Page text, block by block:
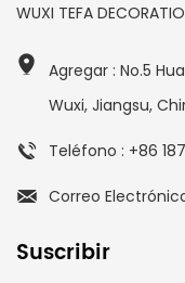
WUXI TEFA
Agregar : No.5
Wuxi, Jiangsu,
Teléfono : +86
Correo
Suscribir